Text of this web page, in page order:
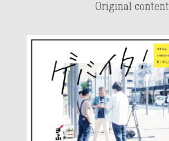
Original content